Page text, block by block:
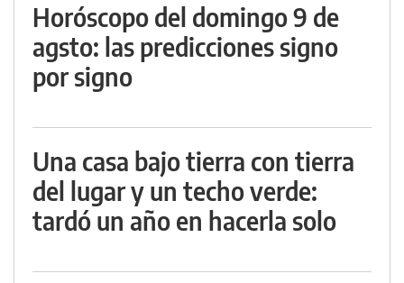
Horóscopo del domingo 9 de
agsto: las predicciones signo
por signo
Una casa bajo tierra con tierra
del lugar y un techo verde:
tardó un año en hacerla solo